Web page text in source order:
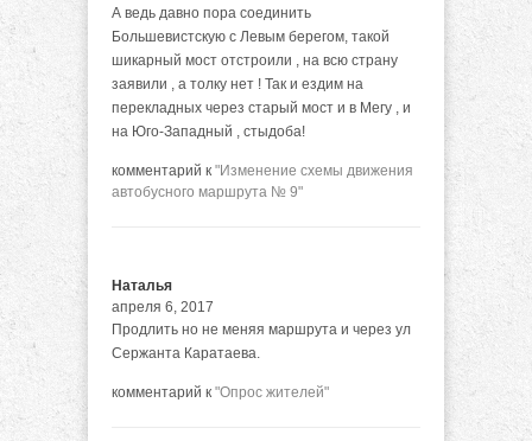
А ведь давно пора соединить
Большевистскую с Левым берегом, такой
шикарный мост отстроили , на всю страну
заявили , а толку нет ! Так и ездим на
перекладных через старый мост и в Мегу , и
на Юго-Западный , стыдоба!
комментарий к "Изменение схемы движения
автобусного маршрута № 9"
Наталья
апреля 6, 2017
Продлить но не меняя маршрута и через ул
Сержанта Каратаева.
комментарий к "Опрос жителей"